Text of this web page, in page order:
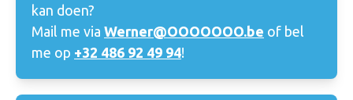
kan doen?
Mail me via Werner@OOOOOOO.be of bel
me op +32 486 92 49 94!